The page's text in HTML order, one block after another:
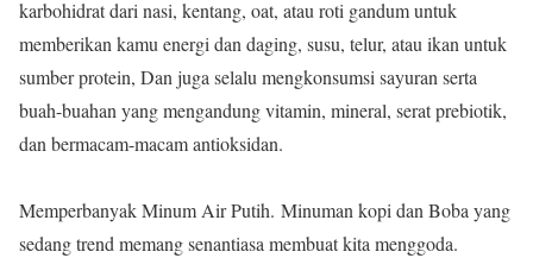
karbohidrat dari nasi, kentang, oat, atau roti gandum untuk
memberikan kamu energi dan daging, susu, telur, atau ikan untuk
sumber protein, Dan juga selalu mengkonsumsi sayuran serta
buah-buahan yang mengandung vitamin, mineral, serat prebiotik,
dan bermacam-macam antioksidan.
Memperbanyak Minum Air Putih. Minuman kopi dan Boba yang
sedang trend memang senantiasa membuat kita menggoda.